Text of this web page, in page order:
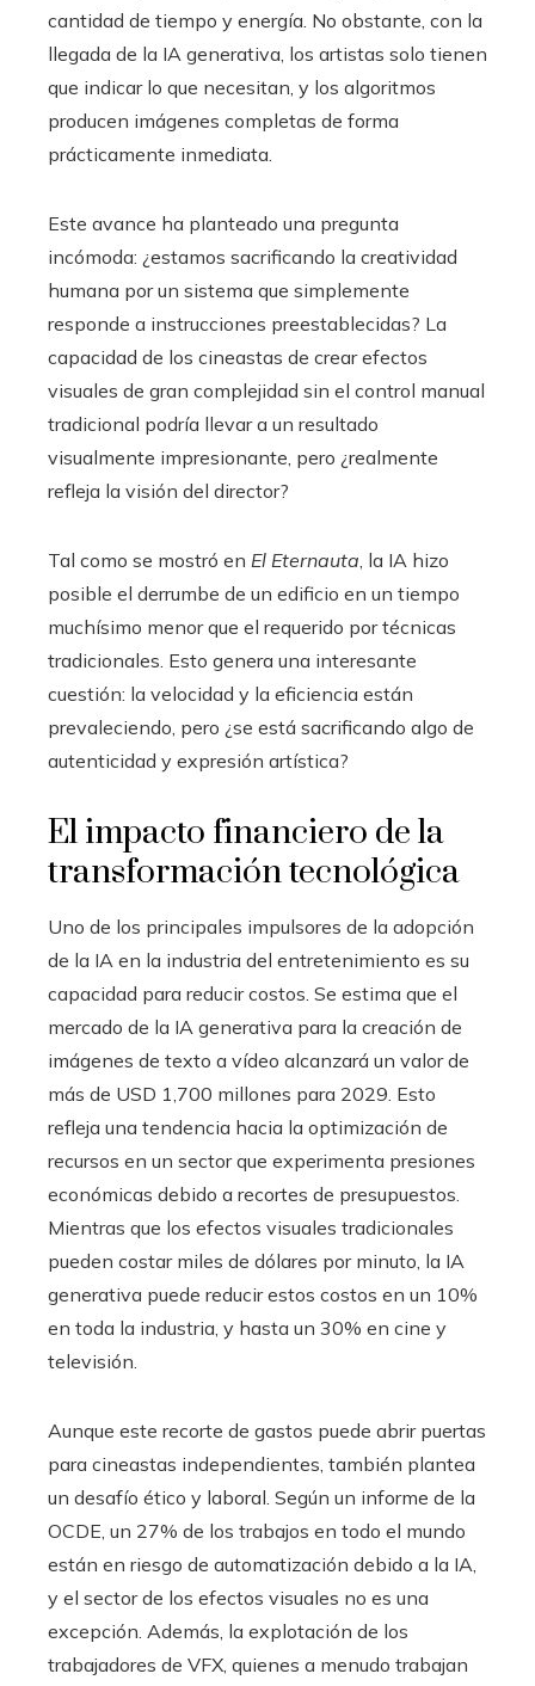
cantidad de tiempo y energía. No obstante, con la
llegada de la IA generativa, los artistas solo tienen
que indicar lo que necesitan, y los algoritmos
producen imágenes completas de forma
prácticamente inmediata.
Este avance ha planteado una pregunta
incómoda: ¿estamos sacrificando la creatividad
humana por un sistema que simplemente
responde a instrucciones preestablecidas? La
capacidad de los cineastas de crear efectos
visuales de gran complejidad sin el control manual
tradicional podría llevar a un resultado
visualmente impresionante, pero ¿realmente
refleja la visión del director?
Tal como se mostró en El Eternauta , la IA hizo
posible el derrumbe de un edificio en un tiempo
muchísimo menor que el requerido por técnicas
tradicionales. Esto genera una interesante
cuestión: la velocidad y la eficiencia están
prevaleciendo, pero ¿se está sacrificando algo de
autenticidad y expresión artística?
El impacto financiero de la
transformación tecnológica
Uno de los principales impulsores de la adopción
de la IA en la industria del entretenimiento es su
capacidad para reducir costos. Se estima que el
mercado de la IA generativa para la creación de
imágenes de texto a vídeo alcanzará un valor de
más de USD 1,700 millones para 2029. Esto
refleja una tendencia hacia la optimización de
recursos en un sector que experimenta presiones
económicas debido a recortes de presupuestos.
Mientras que los efectos visuales tradicionales
pueden costar miles de dólares por minuto, la IA
generativa puede reducir estos costos en un 10%
en toda la industria, y hasta un 30% en cine y
televisión.
Aunque este recorte de gastos puede abrir puertas
para cineastas independientes, también plantea
un desafío ético y laboral. Según un informe de la
OCDE, un 27% de los trabajos en todo el mundo
están en riesgo de automatización debido a la IA,
y el sector de los efectos visuales no es una
excepción. Además, la explotación de los
trabajadores de VFX, quienes a menudo trabajan